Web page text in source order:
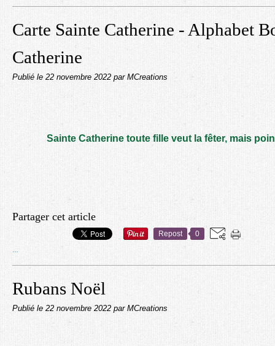
Carte Sainte Catherine - Alphabet
Catherine
Publié le 22 novembre 2022 par MCreations
Sainte Catherine toute fille veut la fêter, mais
Partager cet article
Repost 0
Rubans Noël
Publié le 22 novembre 2022 par MCreations